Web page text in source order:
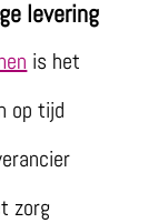
levering
is het
op tijd
zorg